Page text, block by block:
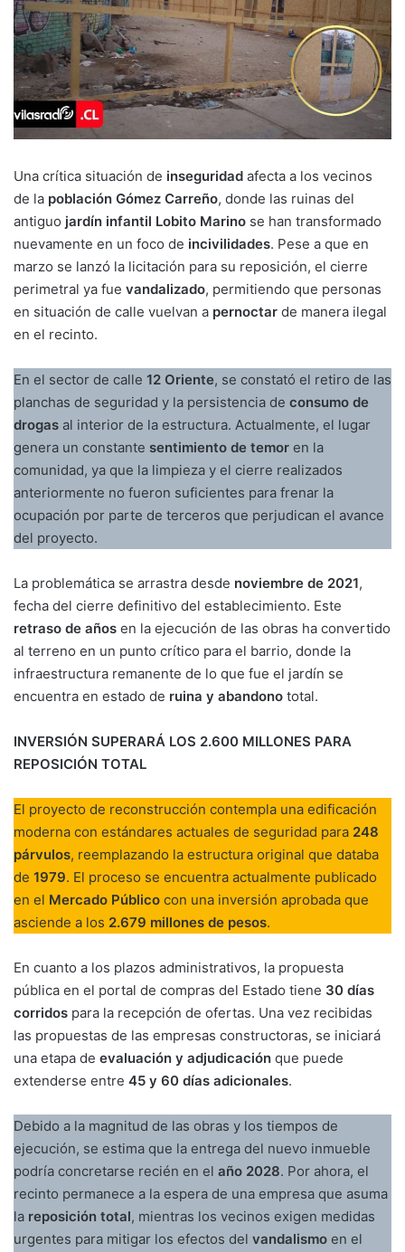
Una crítica situación de inseguridad afecta a los vecinos
de la población Gómez Carreño, donde las ruinas del
antiguo jardín infantil Lobito Marino se han transformado
nuevamente en un foco de incivilidades. Pese a que en
marzo se lanzó la licitación para su reposición, el cierre
perimetral ya fue vandalizado, permitiendo que personas
en situación de calle vuelvan a pernoctar de manera ilegal
en el recinto.
En el sector de calle 12 Oriente, se constató el retiro de las
planchas de seguridad y la persistencia de consumo de
drogas al interior de la estructura. Actualmente, el lugar
genera un constante sentimiento de temor en la
comunidad, ya que la limpieza y el cierre realizados
anteriormente no fueron suficientes para frenar la
ocupación por parte de terceros que perjudican el avance
del proyecto.
La problemática se arrastra desde noviembre de 2021,
fecha del cierre definitivo del establecimiento. Este
retraso de años en la ejecución de las obras ha convertido
al terreno en un punto crítico para el barrio, donde la
infraestructura remanente de lo que fue el jardín se
encuentra en estado de ruina y abandono total.
INVERSIÓN SUPERARÁ LOS 2.600 MILLONES PARA
REPOSICIÓN TOTAL
El proyecto de reconstrucción contempla una edificación
moderna con estándares actuales de seguridad para 248
párvulos, reemplazando la estructura original que databa
de 1979. El proceso se encuentra actualmente publicado
en el Mercado Público con una inversión aprobada que
asciende a los 2.679 millones de pesos.
En cuanto a los plazos administrativos, la propuesta
pública en el portal de compras del Estado tiene 30 días
corridos para la recepción de ofertas. Una vez recibidas
las propuestas de las empresas constructoras, se iniciará
una etapa de evaluación y adjudicación que puede
extenderse entre 45 y 60 días adicionales.
Debido a la magnitud de las obras y los tiempos de
ejecución, se estima que la entrega del nuevo inmueble
podría concretarse recién en el año 2028. Por ahora, el
recinto permanece a la espera de una empresa que asuma
la reposición total, mientras los vecinos exigen medidas
urgentes para mitigar los efectos del vandalismo en el